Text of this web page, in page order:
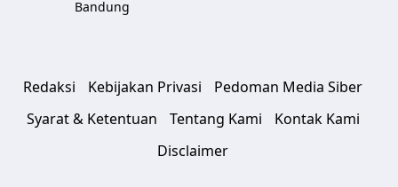
Bandung
Redaksi Kebijakan Privasi
Pedoman Media Siber
Syarat & Ketentuan
Tentang Kami
Kontak Kami
Disclaimer